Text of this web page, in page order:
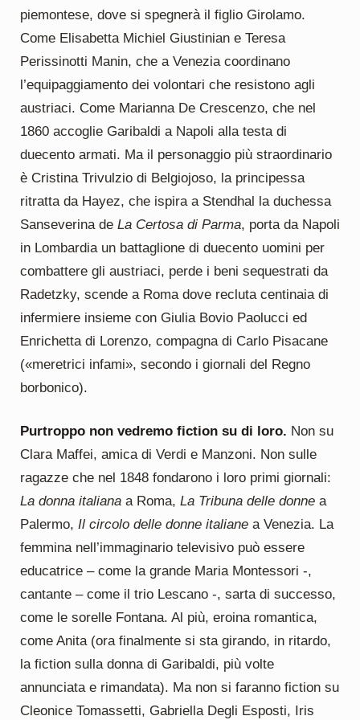
piemontese, dove si spegnerà il figlio Girolamo.
Come Elisabetta Michiel Giustinian e Teresa
Perissinotti Manin, che a Venezia coordinano
l’equipaggiamento dei volontari che resistono agli
austriaci. Come Marianna De Crescenzo, che nel
1860 accoglie Garibaldi a Napoli alla testa di
duecento armati. Ma il personaggio più straordinario
è Cristina Trivulzio di Belgiojoso, la principessa
ritratta da Hayez, che ispira a Stendhal la duchessa
Sanseverina de La Certosadi Parma, porta da Napoli
in Lombardia un battaglione di duecento uomini per
combattere gli austriaci, perde i beni sequestrati da
Radetzky, scende a Roma dove recluta centinaia di
infermiere insieme con Giulia Bovio Paolucci ed
Enrichetta di Lorenzo, compagna di Carlo Pisacane
(«meretrici infami», secondo i giornali del Regno
borbonico).
Purtroppo non vedremo fiction su di loro. Non su
Clara Maffei, amica di Verdi e Manzoni. Non sulle
ragazze che nel 1848 fondarono i loro primi giornali:
La donna italianaa Roma, La Tribunadelle donnea
Palermo, Il circolo delle donne italianea Venezia. La
femmina nell’immaginario televisivo può essere
educatrice – come la grande Maria Montessori -,
cantante – come il trio Lescano -, sarta di successo,
come le sorelle Fontana. Al più, eroina romantica,
come Anita (ora finalmente si sta girando, in ritardo,
la fiction sulla donna di Garibaldi, più volte
annunciata e rimandata). Ma non si faranno fiction su
Cleonice Tomassetti, Gabriella Degli Esposti, Iris